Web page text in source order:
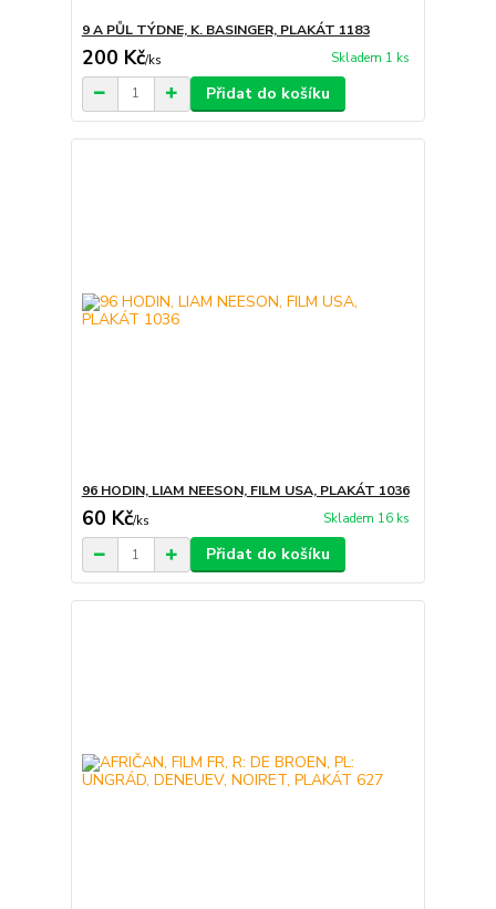
9 A PŮL TÝDNE, K. BASINGER, PLAKÁT 1183
200 Kč/ks Skladem 1 ks
Přidat do košíku
96 HODIN, LIAM NEESON, FILM USA, PLAKÁT 1036
60 Kč/ks Skladem 16 ks
Přidat do košíku